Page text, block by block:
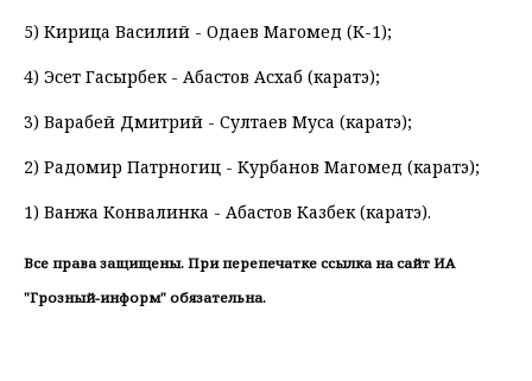
5) Кирица Василий - Одаев Магомед (К-1);
4) Эсет Гасырбек - Абастов Асхаб (каратэ);
3) Варабей Дмитрий - Султаев Муса (каратэ);
2) Радомир Патрногиц - Курбанов Магомед (каратэ);
1) Ванжа Конвалинка - Абастов Казбек (каратэ).
Все права защищены. При перепечатке ссылка на сайт ИА
"Грозный-информ" обязательна.